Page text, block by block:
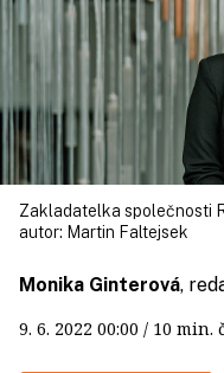
Zakladatelka společnosti
autor: Martin Faltejsek
Monika Ginterová,
9. 6. 2022 00:00 / 10